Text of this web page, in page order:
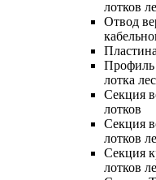
лотков
Отвод
Профиль
лотка
Секция
лотков
Секция
лотков
Секция
лотков